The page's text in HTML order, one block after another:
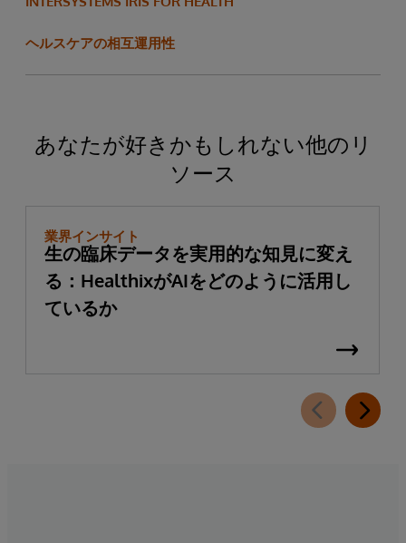
ヘルスケアの相互運用性
あなたが好きかもしれない他のリ
ソース
業界インサイト
生の臨床データを実用的な知見に変え
る：HealthixがAIをどのように活用し
ているか